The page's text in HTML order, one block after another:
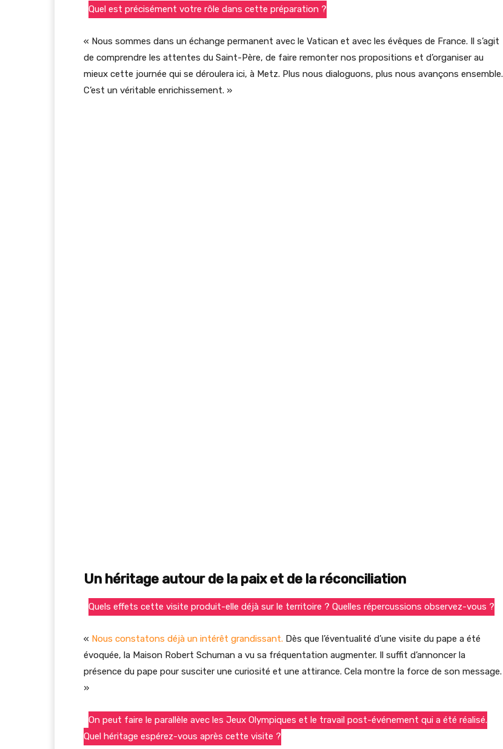
Quel est précisément votre rôle dans cette préparation ?
« Nous sommes dans un échange permanent avec le Vatican et avec les évêques de France. Il s’agit
de comprendre les attentes du Saint-Père, de faire remonter nos propositions et d’organiser au
mieux cette journée qui se déroulera ici, à Metz. Plus nous dialoguons, plus nous avançons ensemble.
C’est un véritable enrichissement. »
Un héritage autour de la paix et de la réconciliation
Quels effets cette visite produit-elle déjà sur le territoire ? Quelles répercussions observez-vous ?
« Nous constatons déjà un intérêt grandissant. Dès que l’éventualité d’une visite du pape a été
évoquée, la Maison Robert Schuman a vu sa fréquentation augmenter. Il suffit d’annoncer la
présence du pape pour susciter une curiosité et une attirance. Cela montre la force de son message.
»
On peut faire le parallèle avec les Jeux Olympiques et le travail post-événement qui a été réalisé.
Quel héritage espérez-vous après cette visite ?